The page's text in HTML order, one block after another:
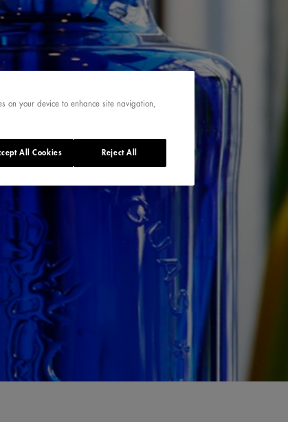
on your device to enhance site navigation,
Reject All
All Cookies